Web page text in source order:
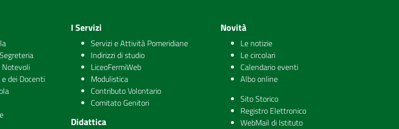
Notevoli
dei Docenti
I Servizi
Servizi e Attività Pomeridiane
Indirizzi di studio
LiceoFermiWeb
Modulistica
Contributo Volontario
Comitato Genitori
Didattica
Novità
Le notizie
Le circolari
Calendario eventi
Albo online
Sito Storico
Registro Elettronico
WebMail di Istituto